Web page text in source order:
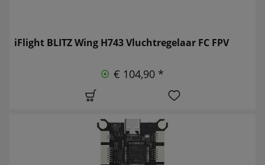
iFlight BLITZ Wing H743 Vluchtregelaar FC FPV
€ 104,90 *